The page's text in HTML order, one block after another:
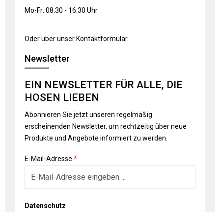
Mo-Fr: 08:30 - 16:30 Uhr
Oder über unser Kontaktformular.
Newsletter
EIN NEWSLETTER FÜR ALLE, DIE
HOSEN LIEBEN
Abonnieren Sie jetzt unseren regelmäßig
erscheinenden Newsletter, um rechtzeitig über neue
Produkte und Angebote informiert zu werden.
E-Mail-Adresse *
Datenschutz